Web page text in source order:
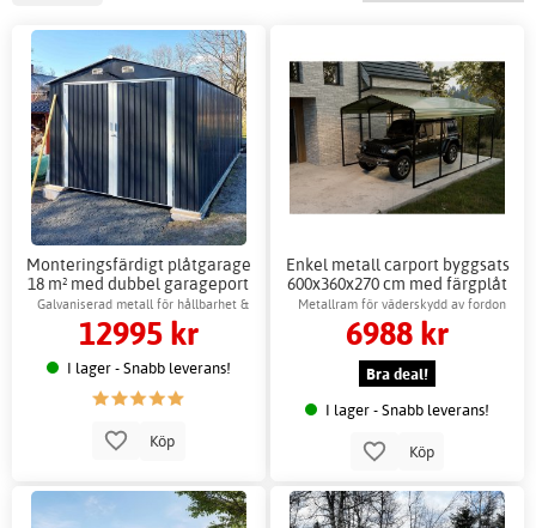
Monteringsfärdigt plåtgarage
18 m² med dubbel garageport
Galvaniserad metall för hållbarhet &
skydd
12995 kr
I lager - Snabb leverans!
Köp
Enkel metall carport byggsats
600x360x270 cm med färgplåt
Metallram för väderskydd av fordon
6988 kr
Bra deal!
I lager - Snabb leverans!
Köp